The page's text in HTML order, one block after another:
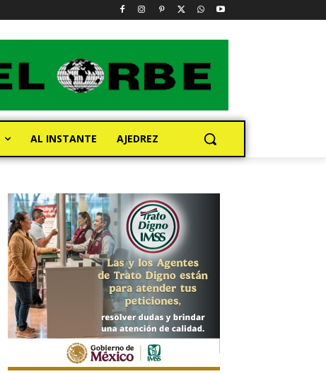
AL INSTANTE AJEDREZ